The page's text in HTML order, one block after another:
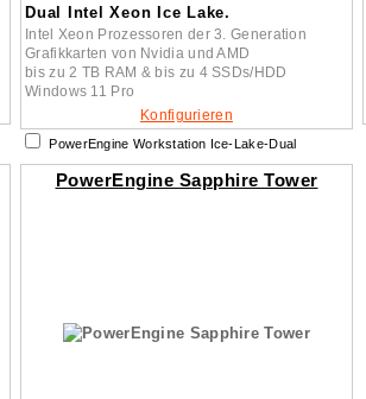
Dual Intel Xeon Ice Lake.
Intel Xeon Prozessoren der 3. Generation
Grafikkarten von Nvidia und AMD
bis zu 2 TB RAM & bis zu 4 SSDs/HDD
Windows 11 Pro
Konfigurieren
PowerEngine Workstation Ice-Lake-Dual
PowerEngine Sapphire Tower